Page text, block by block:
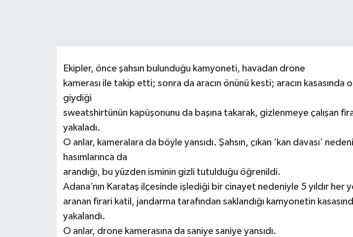
Ekipler, önce şahsın bulunduğu kamyoneti, havadan drone
kamerası ile takip etti; sonra da aracın önünü kesti; aracın kasasında
giydiği
sweatshirtünün kapüşonunu da başına takarak, gizlenmeye çalışan
yakaladı.
O anlar, kameralara da böyle yansıdı. Şahsın, çıkan ‘kan davası’
hasımlarınca da
arandığı, bu yüzden isminin gizli tutulduğu öğrenildi.
Adana’nın Karataş ilçesinde işlediği bir cinayet nedeniyle 5 yıldır her
aranan firari katil, jandarma tarafından saklandığı kamyonetin
yakalandı.
O anlar, drone kamerasına da saniye saniye yansıdı.